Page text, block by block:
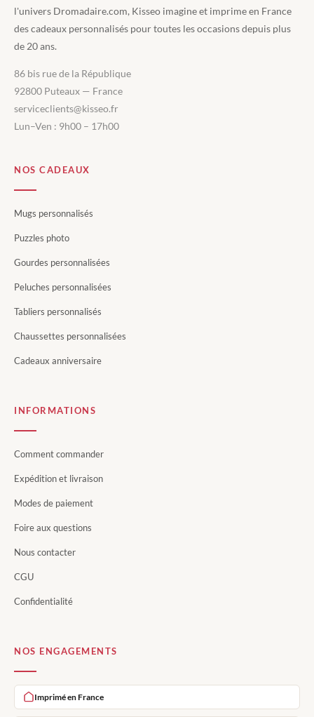
l'univers Dromadaire.com, Kisseo imagine et imprime en France
des cadeaux personnalisés pour toutes les occasions depuis plus
de 20 ans.
86 bis rue de la République
92800 Puteaux — France
serviceclients@kisseo.fr
Lun–Ven : 9h00 – 17h00
NOS CADEAUX
Mugs personnalisés
Puzzles photo
Gourdes personnalisées
Peluches personnalisées
Tabliers personnalisés
Chaussettes personnalisées
Cadeaux anniversaire
INFORMATIONS
Comment commander
Expédition et livraison
Modes de paiement
Foire aux questions
Nous contacter
CGU
Confidentialité
NOS ENGAGEMENTS
Imprimé en France